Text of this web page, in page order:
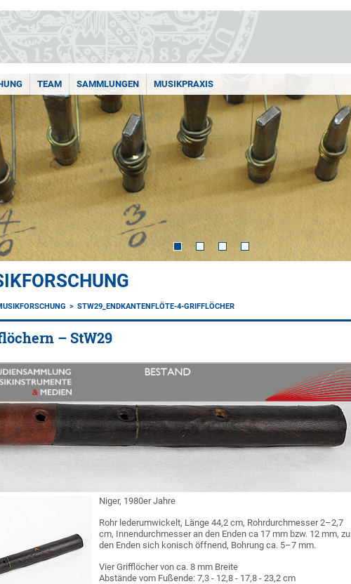
TEAM SAMMLUNGEN MUSIKPRAXIS
STW29_ENDKANTENFLÖTE-4-GRIFFLÖCHER
– StW29
Niger, 1980er Jahre
Rohr lederumwickelt, Länge 44,2 cm, Rohrdurchmesser 2–2,7
cm, Innendurchmesser an den Enden ca 17 mm bzw. 12 mm, zu
den Enden sich konisch öffnend, Bohrung ca. 5–7 mm.
Vier Grifflöcher von ca. 8 mm Breite
Abstände vom Fußende: 7,3 - 12,8 - 17,8 - 23,2 cm